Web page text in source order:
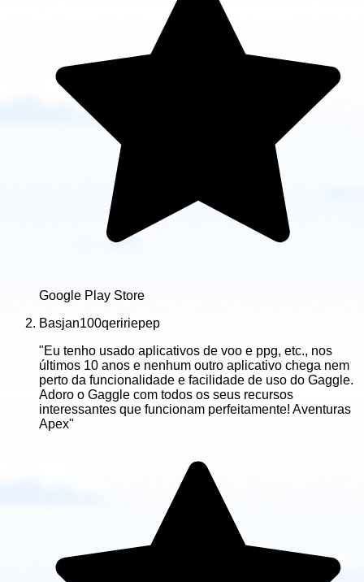
Google Play Store
Basjan100qeririepep
"Eu tenho usado aplicativos de voo e ppg, etc., nos
últimos 10 anos e nenhum outro aplicativo chega nem
perto da funcionalidade e facilidade de uso do Gaggle.
Adoro o Gaggle com todos os seus recursos
interessantes que funcionam perfeitamente! Aventuras
Apex"